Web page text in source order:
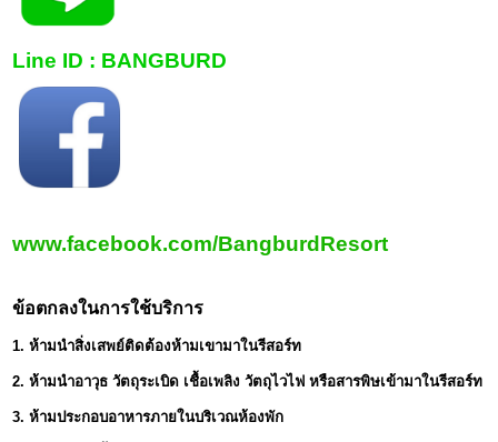
Line ID : BANGBURD
www.facebook.com/BangburdResort
ข้อตกลงในการใช้บริการ
1. ห้ามนำสิ่งเสพย์ติดต้องห้ามเขามาในรีสอร์ท
2. ห้ามนำอาวุธ วัตถุระเบิด เชื้อเพลิง วัตถุไวไฟ หรือสารพิษเข้ามาในรีสอร์ท
3. ห้ามประกอบอาหารภายในบริเวณห้องพัก